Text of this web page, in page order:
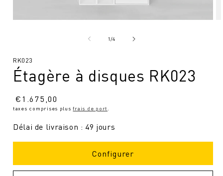
modal
1/de4
SKU
RK023
Étagère à disques RK023
Prix
normal
€1.675,00
taxes comprises plusfrais de port
Délai de livraison : 49 jours
Configurer